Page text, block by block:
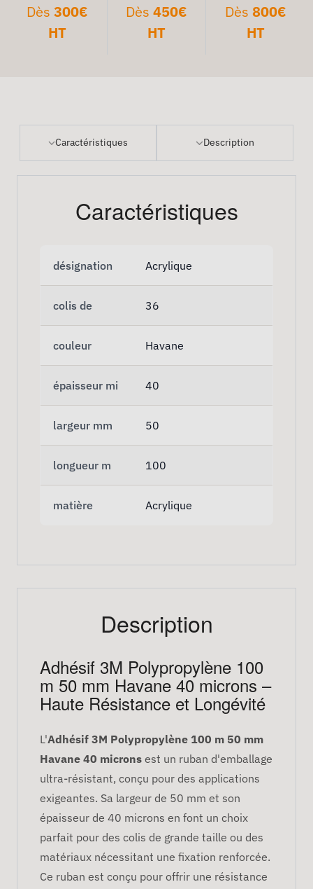
Dès300€
HT
Dès 450€
HT
Dès 800€
HT
Caractéristiques Description
Caractéristiques
désignation Acrylique
colis de 36
couleur Havane
épaisseur mi 40
largeur mm 50
longueur m 100
matière Acrylique
Description
Adhésif 3M Polypropylène 100
m 50 mm Havane 40 microns –
Haute Résistance et Longévité
L'Adhésif 3M Polypropylène 100 m 50 mm
Havane 40 microns est un ruban d'emballage
ultra-résistant, conçu pour des applications
exigeantes. Sa largeur de 50 mm et son
épaisseur de 40 microns en font un choix
parfait pour des colis de grande taille ou des
matériaux nécessitant une fixation renforcée.
Ce ruban est conçu pour offrir une résistance